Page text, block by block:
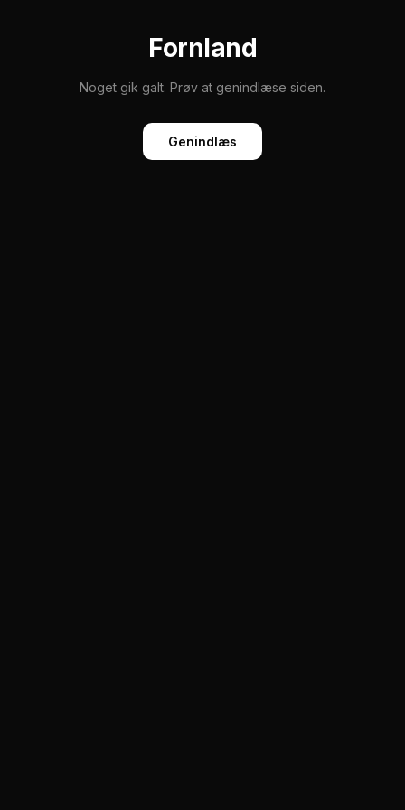
Fornland
Noget gik galt. Prøv at genindlæse siden.
Genindlæs